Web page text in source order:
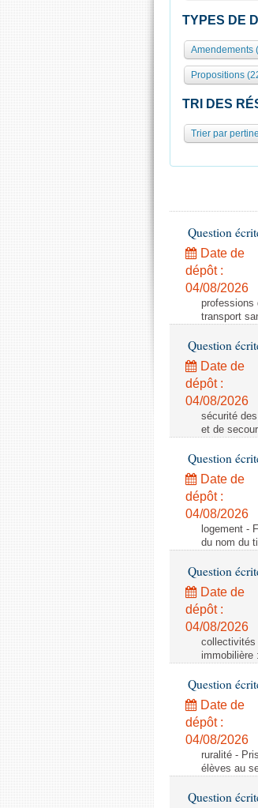
TYPES DE
Amendements
Propositions
TRI DES
Trier par
Question
Date de
dépôt :
04/08/2026
professions
transport
Question
Date de
dépôt :
04/08/2026
sécurité
et de
Question
Date de
dépôt :
04/08/2026
logement -
du nom du
Question
Date de
dépôt :
04/08/2026
collectivités
immobilière
Question
Date de
dépôt :
04/08/2026
ruralité -
élèves au
Question